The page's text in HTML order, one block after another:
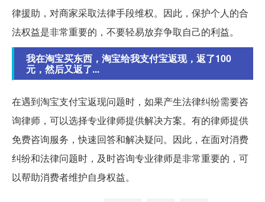
律援助，对商家采取法律手段维权。因此，保护个人的合
法权益是非常重要的，不要轻易放弃争取自己的利益。
我在淘宝买东西，淘宝给我支付宝返现，返了100
元，然后又返了...
在遇到淘宝支付宝返现问题时，如果产生法律纠纷需要咨
询律师，可以选择专业律师提供解决方案。有的律师提供
免费咨询服务，快速回答和解决疑问。因此，在面对消费
纠纷和法律问题时，及时咨询专业律师是非常重要的，可
以帮助消费者维护自身权益。